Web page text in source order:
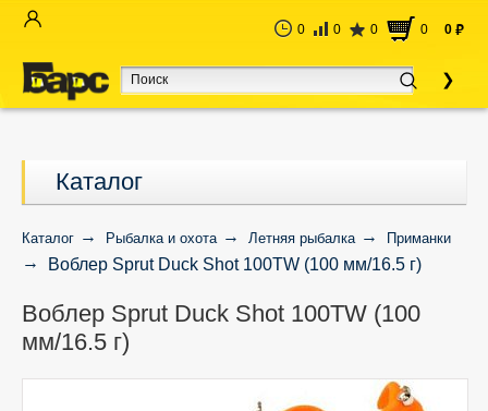
0 0 0 0 0 руб
Каталог
Каталог Рыбалка и охота Летняя рыбалка Приманки
Воблер Sprut Duck Shot 100TW (100 мм/16.5 г)
Воблер Sprut Duck Shot 100TW (100
мм/16.5 г)